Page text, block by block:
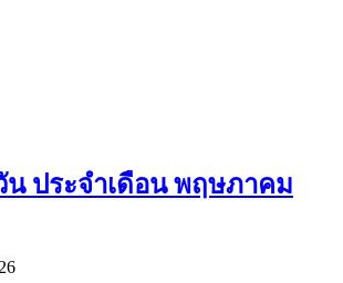
น ประจำเดือน พฤษภาคม